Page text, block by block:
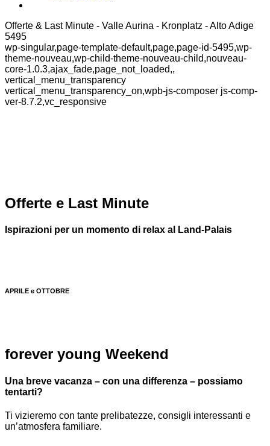
Offerte & Last Minute - Valle Aurina - Kronplatz - Alto Adige
5495
wp-singular,page-template-default,page,page-id-5495,wp-
theme-nouveau,wp-child-theme-nouveau-child,nouveau-
core-1.0.3,ajax_fade,page_not_loaded,,
vertical_menu_transparency
vertical_menu_transparency_on,wpb-js-composer js-comp-
ver-8.7.2,vc_responsive
Offerte e Last Minute
Ispirazioni per un momento di relax al Land-Palais
APRILE e OTTOBRE
forever young Weekend
Una breve vacanza – con una differenza – possiamo
tentarti?
Ti vizieremo con tante prelibatezze, consigli interessanti e
un’atmosfera familiare.